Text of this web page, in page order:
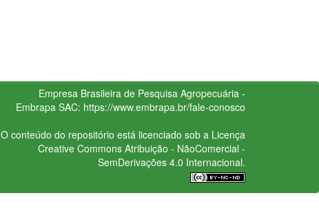
Empresa Brasileira de Pesquisa Agropecuária -
Embrapa SAC: https://www.embrapa.br/fale-conosco
O conteúdo do repositório está licenciado sob a Licença
Creative CommonsAtribuição - NãoComercial -
SemDerivações 4.0 Internacional.